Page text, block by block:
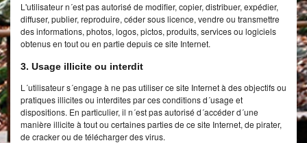
L'utilisateur n´est pas autorisé de modifier, copier, distribuer, expédier,
diffuser, publier, reproduire, céder sous licence, vendre ou transmettre
des informations, photos, logos, pictos, produits, services ou logiciels
obtenus en tout ou en partie depuis ce site Internet.
3. Usage illicite ou interdit
L´utilisateur s´engage à ne pas utiliser ce site Internet à des objectifs ou
pratiques illicites ou interdites par ces conditions d´usage et
dispositions. En particulier, il n´est pas autorisé d´accéder d´une
manière illicite à tout ou certaines parties de ce site Internet, de pirater,
de cracker ou de télécharger des virus.